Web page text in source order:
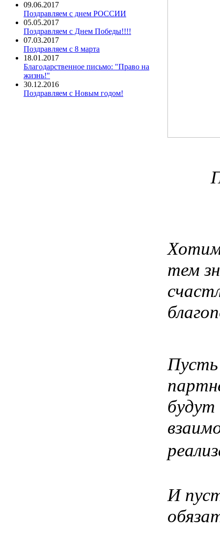
09.06.2017
Поздравляем с днем РОССИИ
05.05.2017
Поздравляем с Днем Победы!!!!
07.03.2017
Поздравляем с 8 марта
18.01.2017
Благодарственное письмо: "Право на
жизнь!"
30.12.2016
Поздравляем с Новым годом!
тем
И